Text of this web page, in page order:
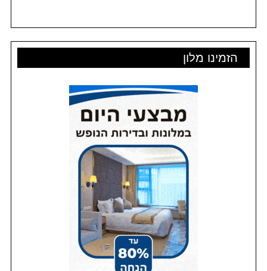
הזמינו מלון